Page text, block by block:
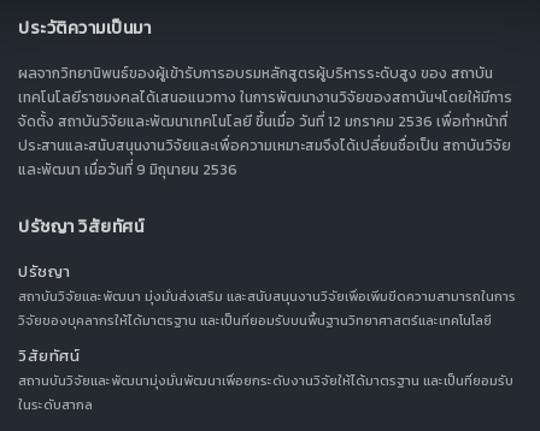
ประวัติความเป็นมา
ผลจากวิทยานิพนธ์ของผู้เข้ารับการอบรมหลักสูตรผู้บริหารระดับสูง ของ สถาบัน
เทคโนโลยีราชมงคลได้เสนอแนวทาง ในการพัฒนางานวิจัยของสถาบันฯโดยให้มีการ
จัดตั้ง สถาบันวิจัยและพัฒนาเทคโนโลยี ขึ้นเมื่อ วันที่ 12 มกราคม 2536 เพื่อทำหน้าที่
ประสานและสนับสนุนงานวิจัยและเพื่อความเหมาะสมจึงได้เปลี่ยนชื่อเป็น สถาบันวิจัย
และพัฒนา เมื่อวันที่ 9 มิถุนายน 2536
ปรัชญา วิสัยทัศน์
ปรัชญา
สถาบันวิจัยและพัฒนา มุ่งมั่นส่งเสริม และสนับสนุนงานวิจัยเพื่อเพิ่มขีดความสามารถในการ
วิจัยของบุคลากรให้ได้มาตรฐาน และเป็นที่ยอมรับบนพื้นฐานวิทยาศาสตร์และเทคโนโลยี
วิสัยทัศน์
สถานบันวิจัยและพัฒนามุ่งมั่นพัฒนาเพื่อยกระดับงานวิจัยให้ได้มาตรฐาน และเป็นที่ยอมรับ
ในระดับสากล